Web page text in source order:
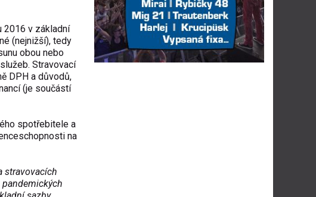
2016 v základní
(nejnižší), tedy
obou nebo
Stravovací
DPH a důvodů,
(je součástí
spotřebitele a
na
stravovacích